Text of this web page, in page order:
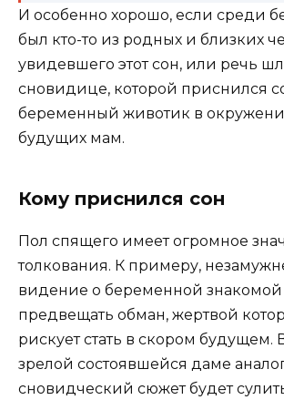
И особенно хорошо, если среди
был кто-то из родных и близких
увидевшего этот сон, или речь
сновидице, которой приснился
беременный животик в
будущих мам.
Кому приснился сон
Пол спящего имеет огромное
толкования. К примеру,
видение о беременной
предвещать обман, жертвой
рискует стать в скором будущем.
зрелой состоявшейся даме
сновидческий сюжет будет